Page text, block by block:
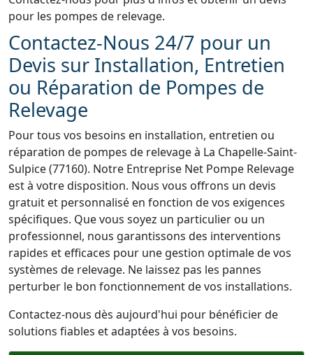
pour les pompes de relevage.
Contactez-Nous 24/7 pour un
Devis sur Installation, Entretien
ou Réparation de Pompes de
Relevage
Pour tous vos besoins en installation, entretien ou
réparation de pompes de relevage à La Chapelle-Saint-
Sulpice (77160). Notre Entreprise Net Pompe Relevage
est à votre disposition. Nous vous offrons un devis
gratuit et personnalisé en fonction de vos exigences
spécifiques. Que vous soyez un particulier ou un
professionnel, nous garantissons des interventions
rapides et efficaces pour une gestion optimale de vos
systèmes de relevage. Ne laissez pas les pannes
perturber le bon fonctionnement de vos installations.
Contactez-nous dès aujourd'hui pour bénéficier de
solutions fiables et adaptées à vos besoins.